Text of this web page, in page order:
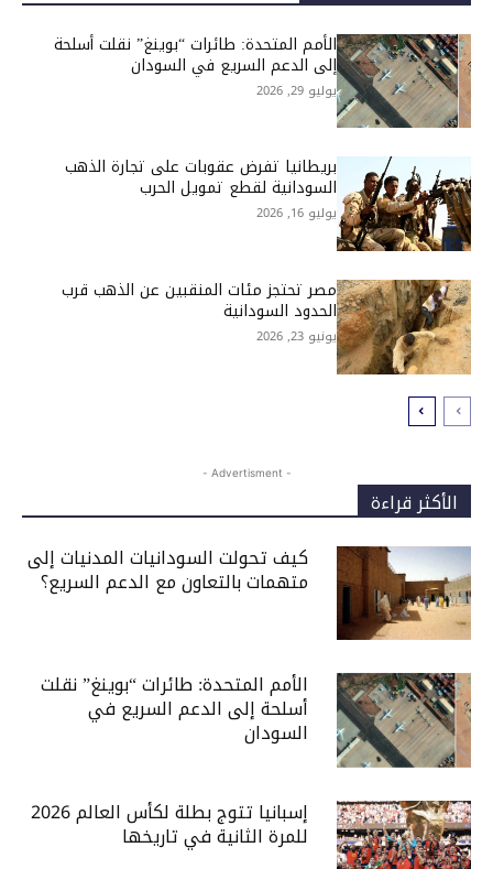
الأمم المتحدة: طائرات “بوينغ” نقلت أسلحة
إلى الدعم السريع في السودان
يوليو 29, 2026
بريطانيا تفرض عقوبات على تجارة الذهب
السودانية لقطع تمويل الحرب
يوليو 16, 2026
مصر تحتجز مئات المنقبين عن الذهب قرب
الحدود السودانية
يونيو 23, 2026
- Advertisment -
الأكثر قراءة
كيف تحولت السودانيات المدنيات إلى
متهمات بالتعاون مع الدعم السريع؟
الأمم المتحدة: طائرات “بوينغ” نقلت
أسلحة إلى الدعم السريع في
السودان
إسبانيا تتوج بطلة لكأس العالم 2026
للمرة الثانية في تاريخها